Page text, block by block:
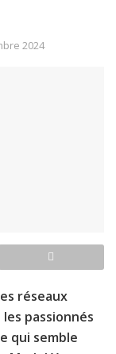
2024
réseaux
passionnés
qui semble